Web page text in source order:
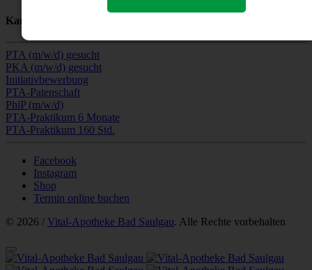
Karriere
PTA (m/w/d) gesucht
PKA (m/w/d) gesucht
Initiativbewerbung
PTA-Patenschaft
PhiP (m/w/d)
PTA-Praktikum 6 Monate
PTA-Praktikum 160 Std.
Facebook
Instagram
Shop
Termin online buchen
© 2026 / Vital-Apotheke Bad Saulgau. Alle Rechte vorbehalten